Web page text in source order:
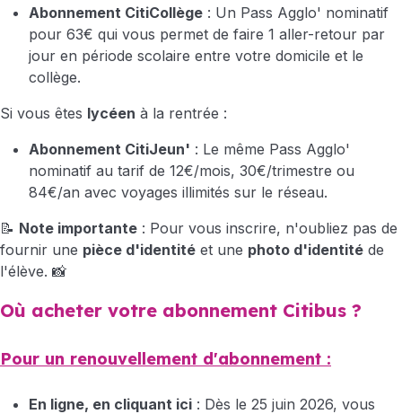
Abonnement CitiCollège : Un Pass Agglo' nominatif
pour 63€ qui vous permet de faire 1 aller-retour par
jour en période scolaire entre votre domicile et le
collège.
Si vous êtes lycéen à la rentrée :
Abonnement CitiJeun' : Le même Pass Agglo'
nominatif au tarif de 12€/mois, 30€/trimestre ou
84€/an avec voyages illimités sur le réseau.
📝 Note importante : Pour vous inscrire, n'oubliez pas de
fournir une pièce d'identité et une photo d'identité de
l'élève. 📸
Où acheter votre abonnement Citibus ?
Pour un renouvellement d'abonnement :
En ligne, en cliquant ici : Dès le 25 juin 2026, vous